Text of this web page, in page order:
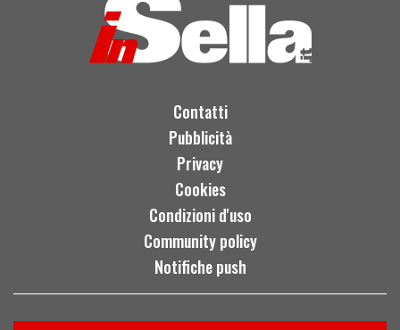
Contatti
Pubblicità
Privacy
Cookies
Condizioni d'uso
Community policy
Notifiche push